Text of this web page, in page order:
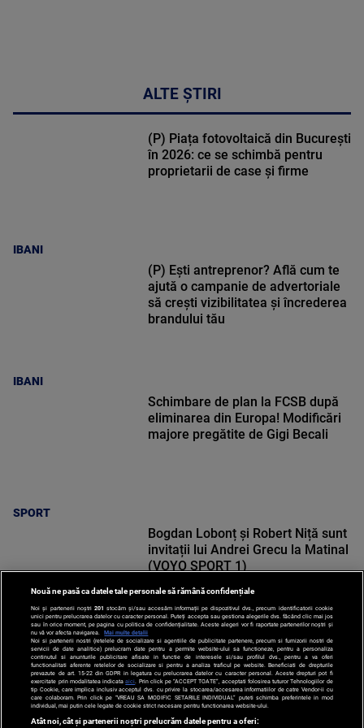
ALTE ȘTIRI
IBANI
(P) Piața fotovoltaică din București
în 2026: ce se schimbă pentru
proprietarii de case și firme
IBANI
(P) Ești antreprenor? Află cum te
ajută o campanie de advertoriale
să crești vizibilitatea și încrederea
brandului tău
SPORT
Schimbare de plan la FCSB după
eliminarea din Europa! Modificări
majore pregătite de Gigi Becali
SPORT
Bogdan Lobonț și Robert Niță sunt
invitații lui Andrei Grecu la Matinal
(VOYO SPORT 1)
Nouă ne pasă ca datele tale personale să rămână confidențiale
Noi și partenerii noștri 201 stocăm și/sau accesăm informații pe dispozitivul dvs., precum identificatorii cookie
unici pentru prelucrarea datelor cu caracter personal. Puteți accepta sau gestiona alegerile dvs. făcând clic mai jos
sau în orice moment, pe pagina cu politica de confidențialitate. Aceste alegeri vor fi raportate partenerilor noștri și
nu vă vor afecta navigarea.
Mai multe detalii
Noi si partenerii nostri (retelele de socializare si agentiile de publicitate partenere, precum si furnizorii nostri de
servicii de date analitice) prelucram date pentru a permite website-ului sa functioneze, pentru a personaliza
continutul si anunturile publicitare afisate in functie de interesele si/sau profilul dvs., pentru a va oferi
functionalitati aferente retelelor de socializare si pentru a analiza traficul pe website. Beneficiati de drepturile
prevazute de art. 15-22 din GDPR in legatura cu prelucrarea datelor cu caracter personal. Aceste drepturi pot fi
exercitate prin modalitatea indicataaici . Prin click pe “ACCEPT TOATE”, acceptati folosirea tuturor Tehnologiilor de
tip Cookie, care implica inclusiv acceptul dvs. cu privire la stocarea/accesarea informatiilor de catre Vendor-ii cu
care colaboram. Prin click pe “VREAU SA MODIFIC SETARILE INDIVIDUAL” puteti schimba preferintele in mod
individual, mai putin cele legate de cookie strict necesare pentru functionarea website-ului.
Atât noi, cât și partenerii noștri prelucrăm datele pentru a oferi: